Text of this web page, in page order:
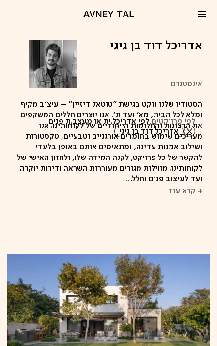
לפי פרויקטים,לפי אדריכל.ית או מעצב.ת פנים
אדריכל דוד בן גיגי
אדריכל דוד בן גיגי
אינסטגרם
הסטודיו שלנו נוקט בגישת "טוטאל דיזיין" – עיצוב מקיף
ומלא לכל הבית, מא' ועד ת'. אנו יוצרים חללים המשקפים
את הרצונות והחלומות הייחודיים של לקוחותינו. אנו
מעריכים שימוש בחומרים אורגניים וטבעיים, טקסטורות
ושילוב אמנות עדינה, ומתאימים אותם באופן בלעדי
להקשר של כל פרויקט, לקנה המידה שלו, ולחזון האישי של
לקוחותינו. מווילות מגורים מעוררות השראה ודירות יוקרה
ועד לעיצוב פנים וחלל…
+ קרא עוד